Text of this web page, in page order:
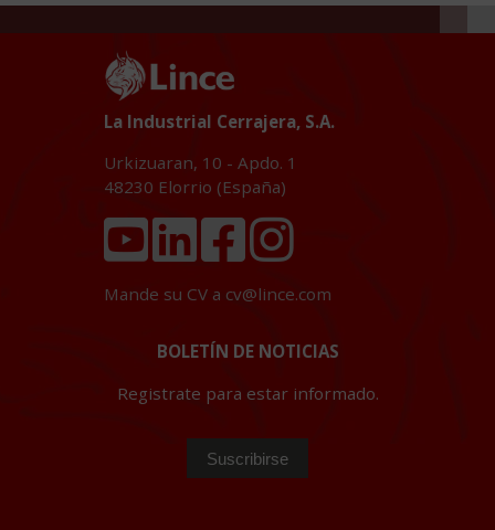
La Industrial Cerrajera, S.A.
Urkizuaran, 10 - Apdo. 1
48230 Elorrio (España)
Mande su CV a cv@lince.com
BOLETÍN DE NOTICIAS
Registrate para estar informado.